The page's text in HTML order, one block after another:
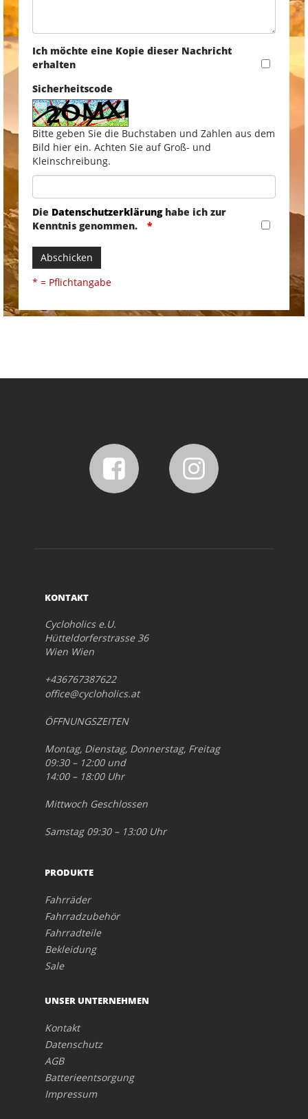
Ich möchte eine Kopie dieser Nachricht
erhalten
Sicherheitscode
Bitte geben Sie die Buchstaben und Zahlen aus dem
Bild hier ein. Achten Sie auf Groß- und
Kleinschreibung.
Die Datenschutzerklärunghabe ich zur
Kenntnis genommen.
Abschicken
* = Pflichtangabe
KONTAKT
Cycloholics e.U.
Hütteldorferstrasse 36
Wien Wien
+436767387622
office@cycloholics.at
ÖFFNUNGSZEITEN
Montag, Dienstag, Donnerstag, Freitag
09:30 – 12:00 und
14:00 – 18:00 Uhr
Mittwoch Geschlossen
Samstag 09:30 – 13:00 Uhr
PRODUKTE
Fahrräder
Fahrradzubehör
Fahrradteile
Bekleidung
Sale
UNSER UNTERNEHMEN
Kontakt
Datenschutz
AGB
Batterieentsorgung
Impressum